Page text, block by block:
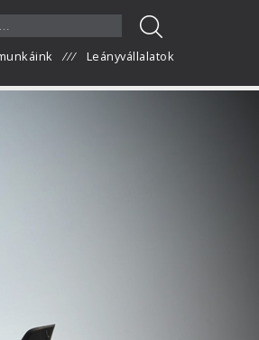
Leányvállalatok